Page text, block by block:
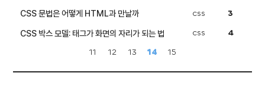
CSS 문법은 어떻게 HTML과 만날까 css 3
CSS 박스 모델: 태그가 화면의 자리가 되는 법 css
4
11
12 13 14 15